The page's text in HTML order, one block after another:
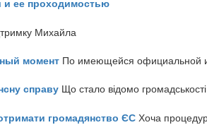
и ее проходимостью
Михайла
момент По имеющейся официальной
справу Що стало відомо громадськості
громадянство ЄС Хоча